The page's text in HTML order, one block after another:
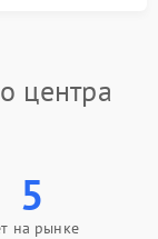
центра
5
на рынке